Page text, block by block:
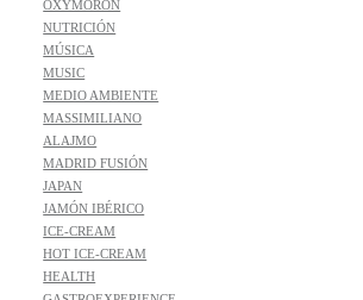
OXYMORON
NUTRICIÓN
MÚSICA
MUSIC
MEDIO AMBIENTE
MASSIMILIANO
ALAJMO
MADRID FUSIÓN
JAPAN
JAMÓN IBÉRICO
ICE-CREAM
HOT ICE-CREAM
HEALTH